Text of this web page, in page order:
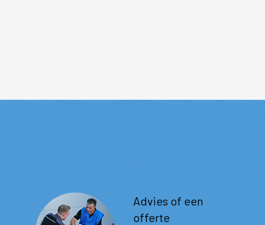
Advies of een
offerte